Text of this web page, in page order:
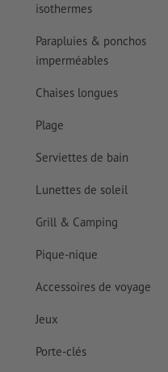
isothermes
Parapluies & ponchos
imperméables
Chaises longues
Plage
Serviettes de bain
Lunettes de soleil
Grill & Camping
Pique-nique
Accessoires de voyage
Jeux
Porte-clés